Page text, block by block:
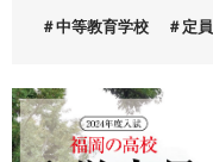
プライバシーポリシー
中等教育学校 定員